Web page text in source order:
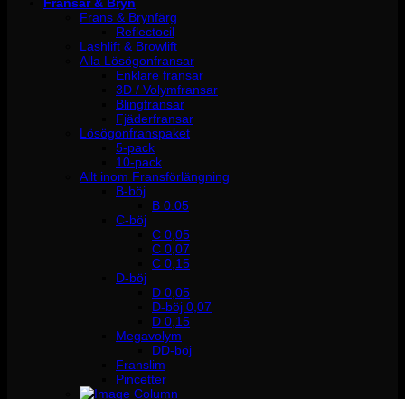
Frans & Brynfärg
Reflectocil
Lashlift & Browlift
Alla Lösögonfransar
Enklare fransar
3D / Volymfransar
Blingfransar
Fjäderfransar
Lösögonfranspaket
5-pack
10-pack
Allt inom Fransförlängning
B-böj
B 0.05
C-böj
C 0,05
C 0,07
C 0,15
D-böj
D 0,05
D-böj 0,07
D 0,15
Megavolym
DD-böj
Franslim
Pincetter